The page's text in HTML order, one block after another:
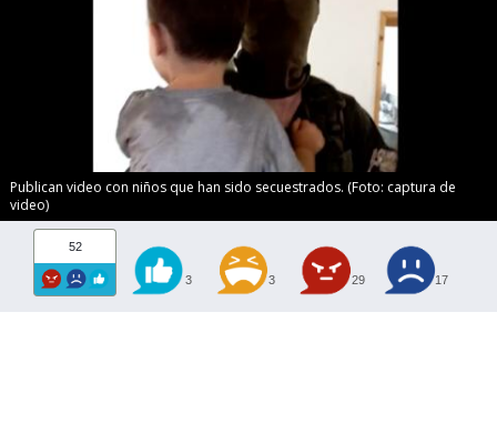
Publican video con niños que han sido secuestrados. (Foto: captura de
video)
52
3 3 29 17